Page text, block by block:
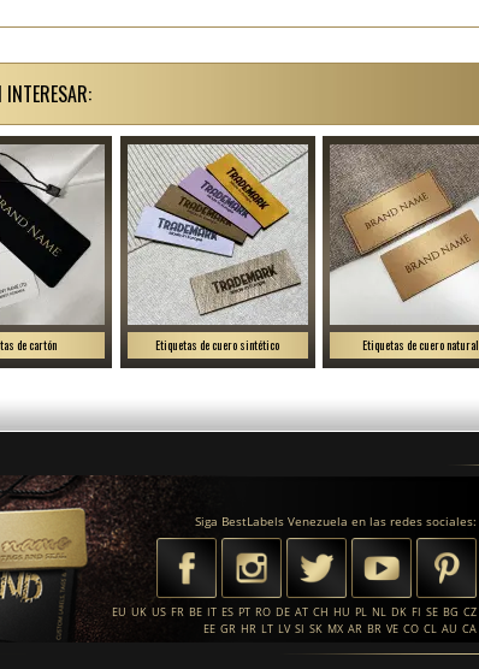
de cartón Etiquetas de cuero sintético Etiquetas de cuero natural
Siga BestLabels Venezuela en las redes sociales:
EU UK US FR BE IT ES PT RO DE AT CH HU PL NL DK FI SE BG CZ
EE GR HR LT LV SI SK MX AR BR VE CO CL AU CA